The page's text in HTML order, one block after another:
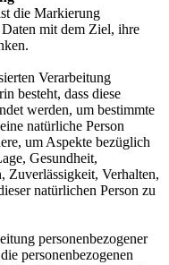
die Markierung
Daten mit dem Ziel, ihre
Verarbeitung
besteht, dass diese
werden, um bestimmte
natürliche Person
um Aspekte bezüglich
Gesundheit,
Zuverlässigkeit, Verhalten,
natürlichen Person zu
personenbezogener
personenbezogenen